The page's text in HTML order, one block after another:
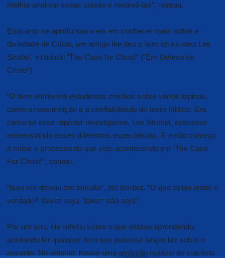
melhor analisar essas coisas e resolvê-las”, relatou.
Enquanto se aprofundava em em conhecer mais sobre a
divindade de Cristo, um amigo lhe deu o livro do ex-ateu Lee
Strobel, intitulado “The Case for Christ” (“Em Defesa de
Cristo”).
“O livro entrevista estudiosos cristãos sobre vários tópicos,
como a ressurreição e a confiabilidade do texto bíblico. Era
como se esse repórter investigativo, Lee Strobel, estivesse
entrevistando esses diferentes especialistas. E então começo
a imitar o processo do que vejo acontecendo em ‘The Case
For Christ’”, contou.
“Isso me deixou em tumulto”, ele lembra. “O que estou lendo é
verdade? Talvez seja. Talvez não seja”.
Por um ano, ele refletiu sobre o que estava aprendendo,
aceitando ler qualquer livro que pudesse lançar luz sobre o
assunto. No entanto, houve uma omissão notável de sua lista